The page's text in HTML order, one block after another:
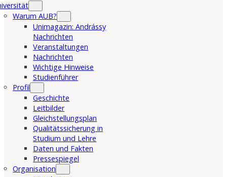
Warum AUB?
Unimagazin: Andrássy
Nachrichten
Veranstaltungen
Nachrichten
Wichtige Hinweise
Studienführer
Profil
Geschichte
Leitbilder
Gleichstellungsplan
Qualitätssicherung in
Studium und Lehre
Daten und Fakten
Pressespiegel
Organisation